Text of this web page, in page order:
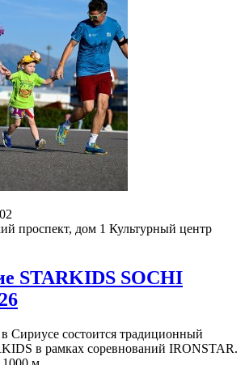
проспект, дом 1 Культурный центр
STARKIDS SOCHI
в Сириусе состоится традиционный
в рамках соревнований IRONSTAR.